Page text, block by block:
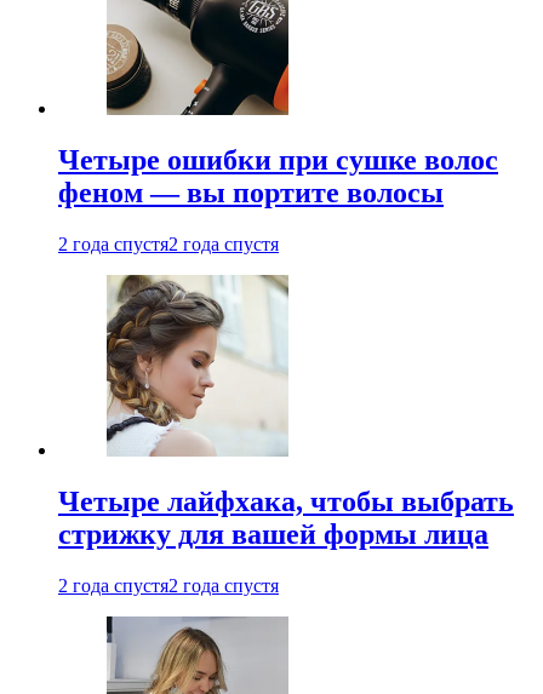
Четыре ошибки при сушке волос
феном — вы портите волосы
2 года спустя2 года спустя
Четыре лайфхака, чтобы выбрать
стрижку для вашей формы лица
2 года спустя2 года спустя